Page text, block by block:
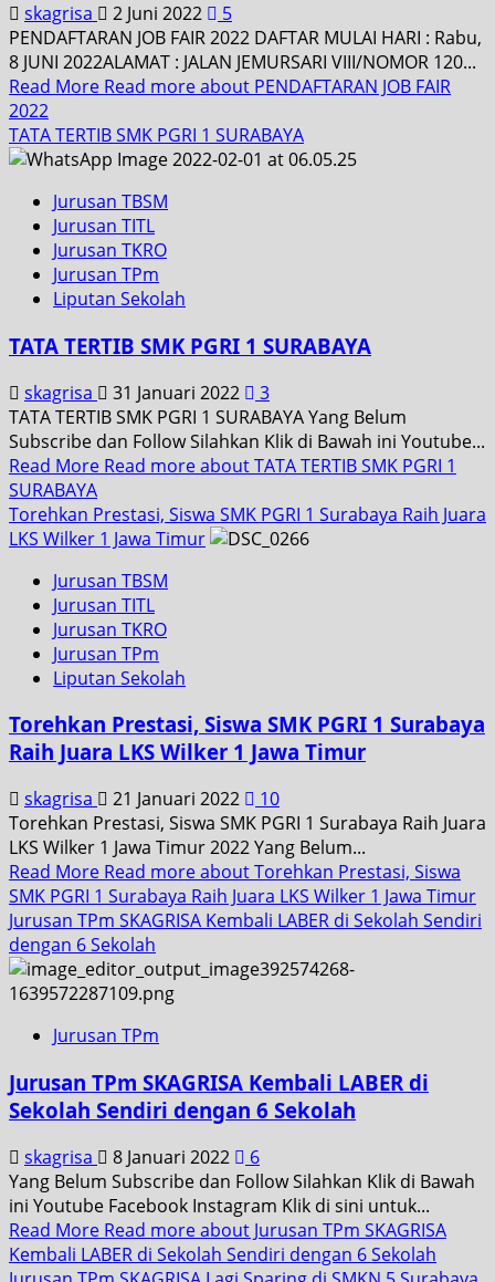
skagrisa 2 Juni 2022
5
PENDAFTARAN JOB FAIR 2022 DAFTAR MULAI HARI : Rabu,
8 JUNI 2022ALAMAT : JALAN JEMURSARI VIII/NOMOR 120...
Read More Read more about PENDAFTARAN JOB FAIR
2022
TATA TERTIB SMK PGRI 1 SURABAYA
Jurusan TBSM
Jurusan TITL
Jurusan TKRO
Jurusan TPm
Liputan Sekolah
TATA TERTIB SMK PGRI 1 SURABAYA
skagrisa 31 Januari 2022
3
TATA TERTIB SMK PGRI 1 SURABAYA Yang Belum
Subscribe dan Follow Silahkan Klik di Bawah ini Youtube...
Read More Read more about TATA TERTIB SMK PGRI 1
SURABAYA
Torehkan Prestasi, Siswa SMK PGRI 1 Surabaya Raih Juara
LKS Wilker 1 Jawa Timur
Jurusan TBSM
Jurusan TITL
Jurusan TKRO
Jurusan TPm
Liputan Sekolah
Torehkan Prestasi, Siswa SMK PGRI 1 Surabaya
Raih Juara LKS Wilker 1 Jawa Timur
skagrisa 21 Januari 2022
10
Torehkan Prestasi, Siswa SMK PGRI 1 Surabaya Raih Juara
LKS Wilker 1 Jawa Timur 2022 Yang Belum...
Read More Read more about Torehkan Prestasi, Siswa
SMK PGRI 1 Surabaya Raih Juara LKS Wilker 1 Jawa Timur
Jurusan TPm SKAGRISA Kembali LABER di Sekolah Sendiri
dengan 6 Sekolah
Jurusan TPm
Jurusan TPm SKAGRISA Kembali LABER di
Sekolah Sendiri dengan 6 Sekolah
skagrisa 8 Januari 2022
6
Yang Belum Subscribe dan Follow Silahkan Klik di Bawah
ini Youtube Facebook Instagram Klik di sini untuk...
Read More Read more about Jurusan TPm SKAGRISA
Kembali LABER di Sekolah Sendiri dengan 6 Sekolah